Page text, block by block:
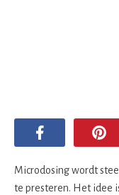
Microdosing wordt
te presteren. Het idee